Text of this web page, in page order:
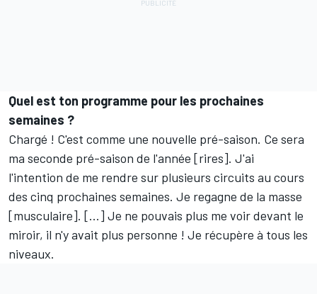
Quel est ton programme pour les prochaines
semaines ?
Chargé ! C'est comme une nouvelle pré-saison. Ce sera
ma seconde pré-saison de l'année [rires]. J'ai
l'intention de me rendre sur plusieurs circuits au cours
des cinq prochaines semaines. Je regagne de la masse
[musculaire]. [...] Je ne pouvais plus me voir devant le
miroir, il n'y avait plus personne ! Je récupère à tous les
niveaux.